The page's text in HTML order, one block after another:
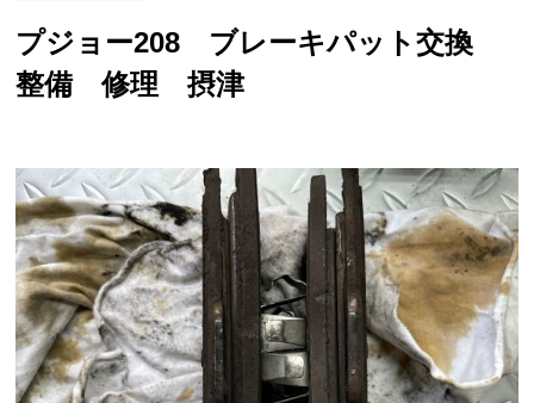
プジョー208 ブレーキパット交換
整備 修理 摂津